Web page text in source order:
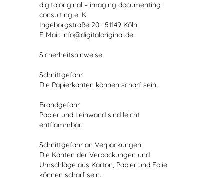
digitaloriginal – imaging documenting
consulting e. K.
Ingeborgstraße 20 · 51149 Köln
E-Mail: info@digitaloriginal.de
Sicherheitshinweise
Schnittgefahr
Die Papierkanten können scharf sein.
Brandgefahr
Papier und Leinwand sind leicht
entflammbar.
Schnittgefahr an Verpackungen
Die Kanten der Verpackungen und
Umschläge aus Karton, Papier und Folie
können scharf sein.